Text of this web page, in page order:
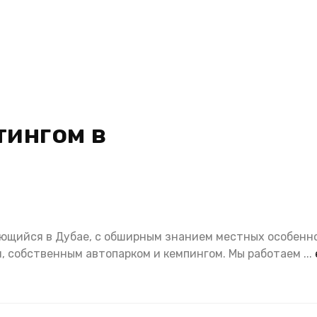
в
в Дубае, с обширным знанием местных
автопарком и кемпингом. Мы работаем ...